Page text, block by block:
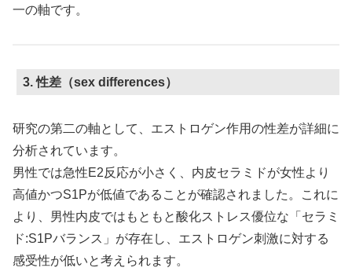
一の軸です。
3. 性差（sex differences）
研究の第二の軸として、エストロゲン作用の性差が詳細に
分析されています。
男性では急性E2反応が小さく、内皮セラミドが女性より
高値かつS1Pが低値であることが確認されました。これに
より、男性内皮ではもともと酸化ストレス優位な「セラミ
ド:S1Pバランス」が存在し、エストロゲン刺激に対する
感受性が低いと考えられます。